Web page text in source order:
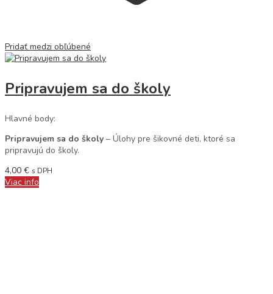
Pridať medzi obľúbené
Pripravujem sa do školy
Hlavné body:
Pripravujem sa do školy – Úlohy pre šikovné deti, ktoré sa
pripravujú do školy.
4,00 € s DPH
Viac info